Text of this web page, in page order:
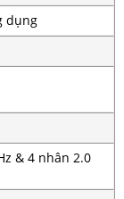
dụng
& 4 nhân 2.0